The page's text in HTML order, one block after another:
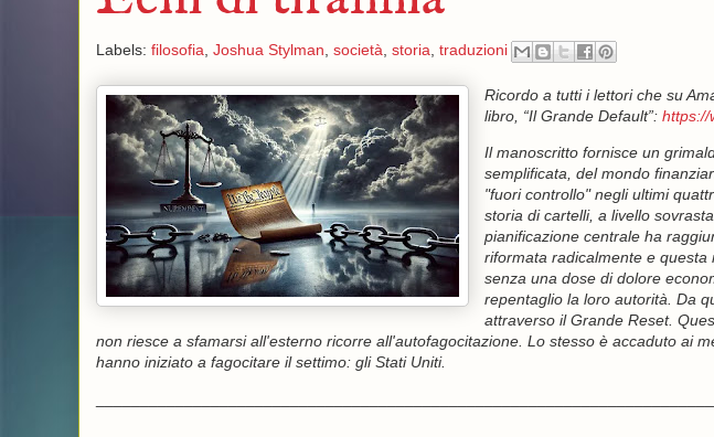
Labels: filosofia, Joshua Stylman, società, storia, traduzioni
Ricordo a tutti i lettori che su
libro, “Il Grande Default”: https://
Il manoscritto fornisce un
semplificata, del mondo
"fuori controllo" negli ultimi
storia di cartelli, a livello
pianificazione centrale ha
riformata radicalmente e
senza una dose di dolore
repentaglio la loro autorità. Da
attraverso il Grande Reset.
non riesce a sfamarsi all'esterno ricorre all'autofagocitazione. Lo stesso è accaduto ai
hanno iniziato a fagocitare il settimo: gli Stati Uniti.